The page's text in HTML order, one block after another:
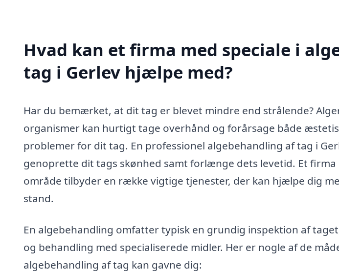
Hvad kan et firma med speciale i
tag i Gerlev hjælpe med?
Har du bemærket, at dit tag er blevet mindre end strålende?
organismer kan hurtigt tage overhånd og forårsage både
problemer for dit tag. En professionel algebehandling af tag i
genoprette dit tags skønhed samt forlænge dets levetid. Et firma
område tilbyder en række vigtige tjenester, der kan hjælpe dig
stand.
En algebehandling omfatter typisk en grundig inspektion af
og behandling med specialiserede midler. Her er nogle af de
algebehandling af tag kan gavne dig: